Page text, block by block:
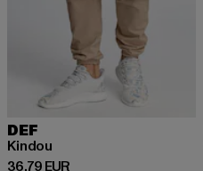
DEF
Kindou
36,79 EUR
Derzeitiger Preis: 36,79 EUR